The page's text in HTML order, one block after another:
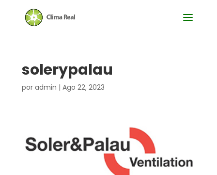
solerypalau
por admin | Ago 22, 2023